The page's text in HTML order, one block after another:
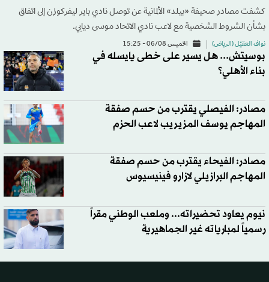
كشفت مصادر صحيفة «بيلد» الألمانية عن توصل نادي باير ليفركوزن إلى اتفاق
بشأن الشروط الشخصية مع لاعب نادي الاتحاد موسى ديابي.
نواف العقيّل (الرياض) الخميس 06/08 - 15:25
بوسيتش... هل يسير على خطى يايسله في
بناء الأهلي؟
مصادر: الفيصلي يقترب من حسم صفقة
المهاجم يوسف المزيريب لاعب الحزم
مصادر: الفيحاء يقترب من حسم صفقة
المهاجم البرازيلي لازارو فينيسيوس
نيوم يعاود تحضيراته... وملعب الوطني مقراً
رسمياً لمبارياته غير الجماهيرية